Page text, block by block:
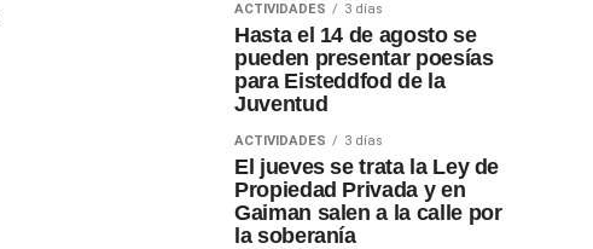
ACTIVIDADES 3 días
Hasta el 14 de agosto se
pueden presentar poesías
para Eisteddfod de la
Juventud
ACTIVIDADES 3 días
El jueves se trata la Ley de
Propiedad Privada y en
Gaiman salen a la calle por
la soberanía